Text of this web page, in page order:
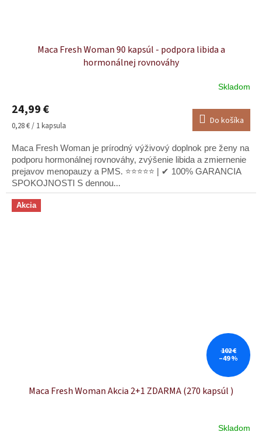
Maca Fresh Woman 90 kapsúl - podpora libida a
hormonálnej rovnováhy
produktu
je
5,0
z
hviezdičiek.
Skladom
24,99 €
Jednotková
0,28 € / 1 kapsula Do košíka
Maca Fresh Woman je prírodný výživový doplnok pre ženy na
podporu hormonálnej rovnováhy, zvýšenie libida a zmiernenie
prejavov menopauzy a PMS. ⭐⭐⭐⭐⭐ | ✔ 100% GARANCIA
SPOKOJNOSTI S dennou...
Akcia
102 €
–49 %
Maca Fresh Woman Akcia 2+1 ZDARMA (270 kapsúl )
Skladom